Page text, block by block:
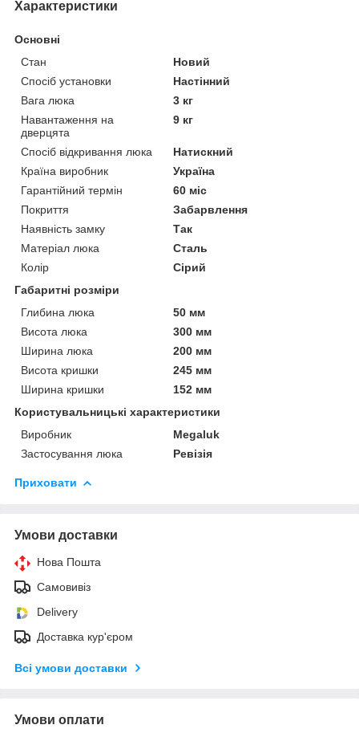
Характеристики
Основні
Стан
Новий
Спосіб установки
Настінний
Вага люка
3 кг
Навантаження на
дверцята
9 кг
Спосіб відкривання люка
Натискний
Країна виробник
Україна
Гарантійний термін
60 міс
Покриття
Забарвлення
Наявність замку
Так
Матеріал люка
Сталь
Колір
Сірий
Габаритні розміри
Глибина люка
50 мм
Висота люка
300 мм
Ширина люка
200 мм
Висота кришки
245 мм
Ширина кришки
152 мм
Користувальницькі характеристики
Виробник
Megaluk
Застосування люка
Ревізія
Приховати
Умови доставки
Нова Пошта
Самовивіз
Delivery
Доставка кур'єром
Всі умови доставки
Умови оплати